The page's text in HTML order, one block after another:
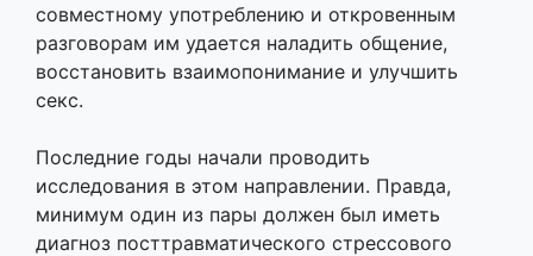
совместному употреблению и откровенным
разговорам им удается наладить общение,
восстановить взаимопонимание и улучшить
секс.
Последние годы начали проводить
исследования в этом направлении. Правда,
минимум один из пары должен был иметь
диагноз посттравматического стрессового